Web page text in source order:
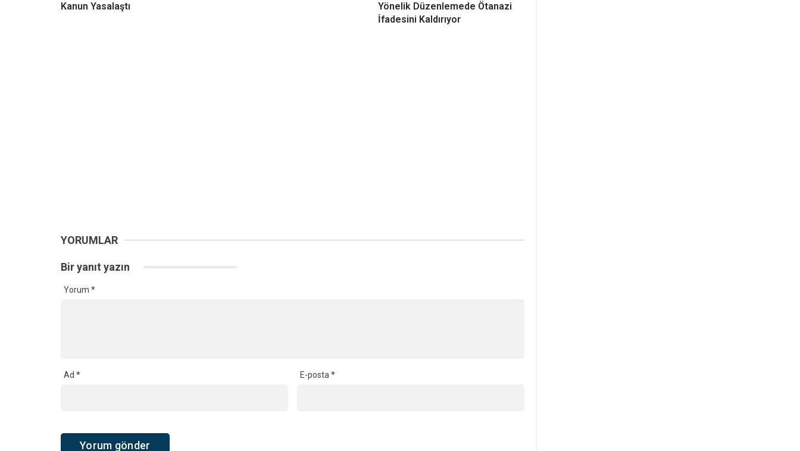
Kanun Yasalaştı
Yönelik Düzenlemede Ötanazi
İfadesini Kaldırıyor
YORUMLAR
Bir yanıt yazın
Yorum *
Ad * E-posta*